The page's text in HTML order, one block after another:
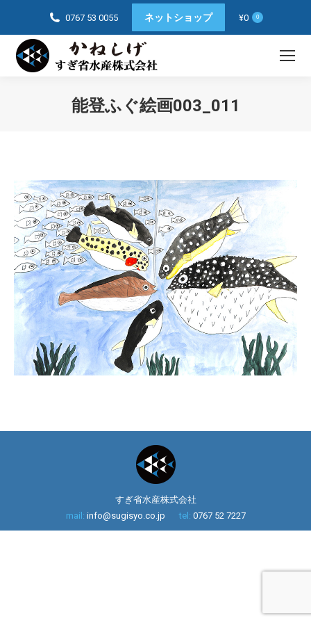
0767 53 0055 ネットショップ ¥0 0
能登ふぐ絵画003_011
すぎ省水産株式会社
mail: info@sugisyo.co.jp tel: 0767 52 7227